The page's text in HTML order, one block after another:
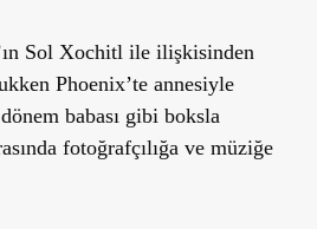
Sol Xochitl ile ilişkisinden
Phoenix’te annesiyle
babası gibi boksla
fotoğrafçılığa ve müziğe